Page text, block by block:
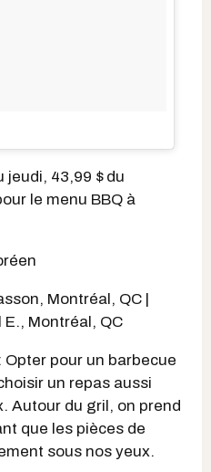
jeudi, 43,99 $ du
le menu BBQ à
Montréal, QC |
E., Montréal, QC
pour un barbecue
un repas aussi
Autour du gril, on prend
que les pièces de
sous nos yeux.